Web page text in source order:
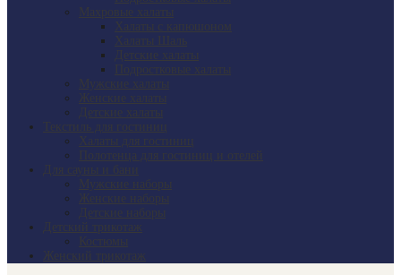
Махровые халаты
Халаты с капюшоном
Халаты Шаль
Детские халаты
Подростковые халаты
Мужские халаты
Женские халаты
Детские халаты
Текстиль для гостиниц
Халаты для гостиниц
Полотенца для гостиниц и отелей
Для сауны и бани
Мужские наборы
Женские наборы
Детские наборы
Детский трикотаж
Костюмы
Женский трикотаж